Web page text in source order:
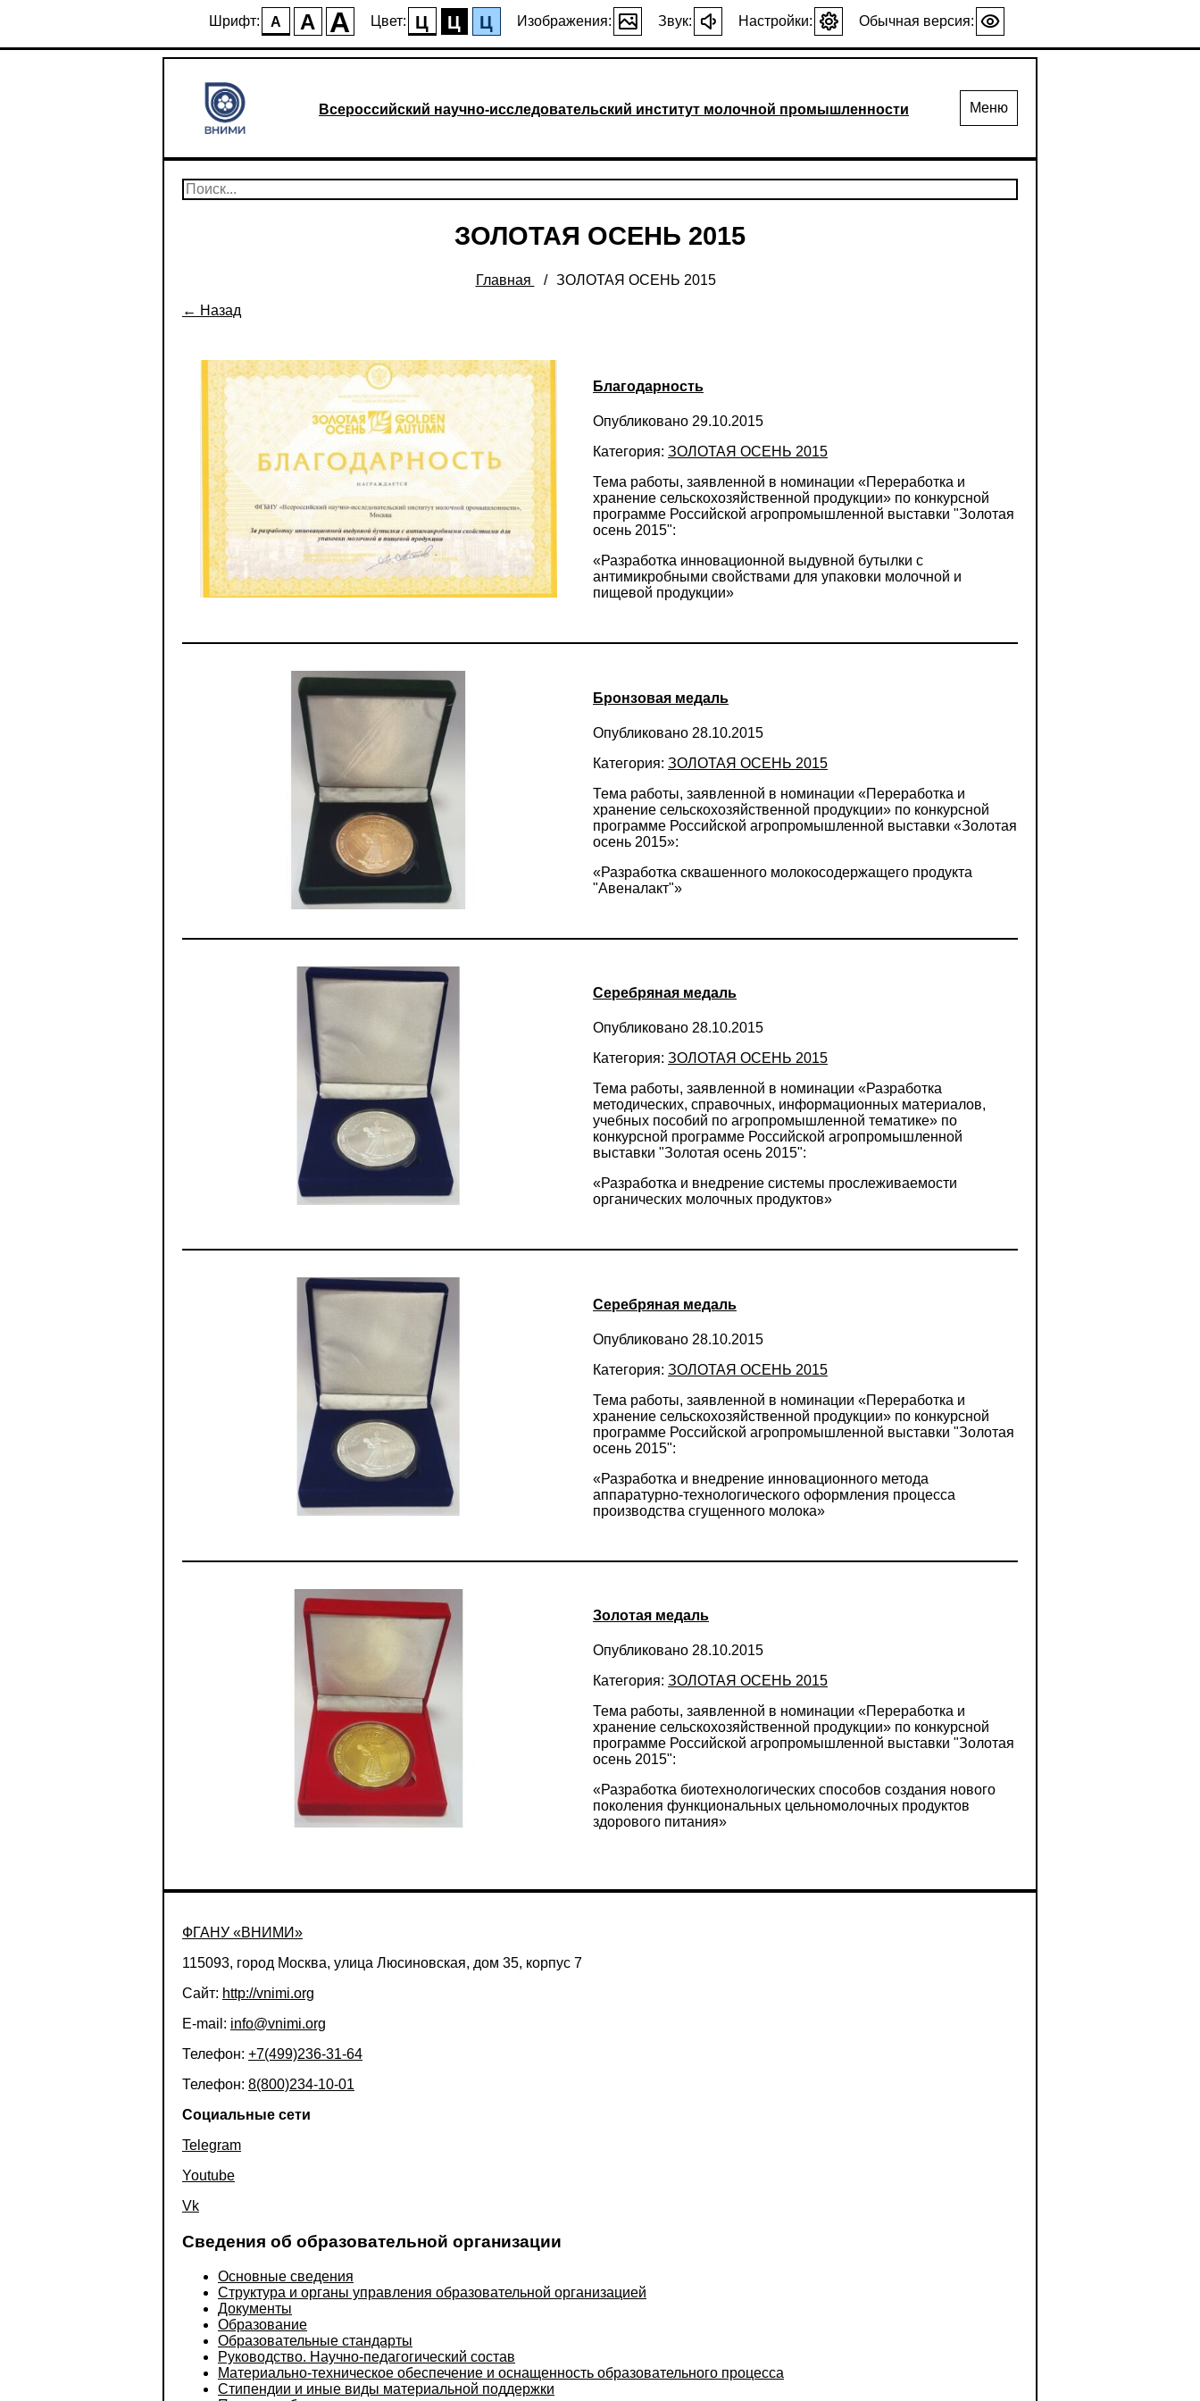
Шрифт: A A A Цвет: Ц Ц Ц Изображения: Звук: Настройки: Обычная версия:
Всероссийский научно-исследовательский институт молочной промышленности Меню
ЗОЛОТАЯ ОСЕНЬ 2015
Главная
ЗОЛОТАЯ ОСЕНЬ 2015
← Назад
Благодарность
Опубликовано 29.10.2015
Категория: ЗОЛОТАЯ ОСЕНЬ 2015
Тема работы, заявленной в номинации «Переработка и
хранение сельскохозяйственной продукции» по конкурсной
программе Российской агропромышленной выставки "Золотая
осень 2015":
«Разработка инновационной выдувной бутылки с
антимикробными свойствами для упаковки молочной и
пищевой продукции»
Бронзовая медаль
Опубликовано 28.10.2015
Категория: ЗОЛОТАЯ ОСЕНЬ 2015
Тема работы, заявленной в номинации «Переработка и
хранение сельскохозяйственной продукции» по конкурсной
программе Российской агропромышленной выставки «Золотая
осень 2015»:
«Разработка сквашенного молокосодержащего продукта
"Авеналакт"»
Серебряная медаль
Опубликовано 28.10.2015
Категория: ЗОЛОТАЯ ОСЕНЬ 2015
Тема работы, заявленной в номинации «Разработка
методических, справочных, информационных материалов,
учебных пособий по агропромышленной тематике» по
конкурсной программе Российской агропромышленной
выставки "Золотая осень 2015":
«Разработка и внедрение системы прослеживаемости
органических молочных продуктов»
Серебряная медаль
Опубликовано 28.10.2015
Категория: ЗОЛОТАЯ ОСЕНЬ 2015
Тема работы, заявленной в номинации «Переработка и
хранение сельскохозяйственной продукции» по конкурсной
программе Российской агропромышленной выставки "Золотая
осень 2015":
«Разработка и внедрение инновационного метода
аппаратурно-технологического оформления процесса
производства сгущенного молока»
Золотая медаль
Опубликовано 28.10.2015
Категория: ЗОЛОТАЯ ОСЕНЬ 2015
Тема работы, заявленной в номинации «Переработка и
хранение сельскохозяйственной продукции» по конкурсной
программе Российской агропромышленной выставки "Золотая
осень 2015":
«Разработка биотехнологических способов создания нового
поколения функциональных цельномолочных продуктов
здорового питания»
ФГАНУ «ВНИМИ»
115093, город Москва, улица Люсиновская, дом 35, корпус 7
Сайт: http://vnimi.org
E-mail: info@vnimi.org
Телефон: +7(499)236-31-64
Телефон: 8(800)234-10-01
Социальные сети
Telegram
Youtube
Vk
Сведения об образовательной организации
Основные сведения
Структура и органы управления образовательной организацией
Документы
Образование
Образовательные стандарты
Руководство. Научно-педагогический состав
Материально-техническое обеспечение и оснащенность образовательного процесса
Стипендии и иные виды материальной поддержки